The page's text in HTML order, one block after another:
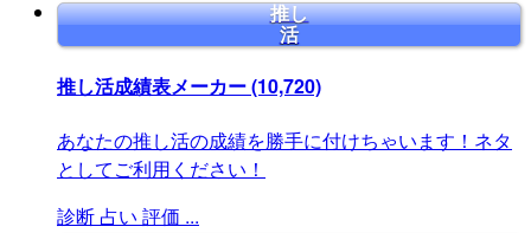
推し
活
推し活成績表メーカー(10,720)
あなたの推し活の成績を勝手に付けちゃいます！ネタ
としてご利用ください！
診断 占い 評価 ...